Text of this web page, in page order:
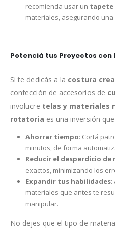
recomienda usar un tapete
materiales, asegurando
Potenciá tus Proyectos
Si te dedicás a la costura
confección de accesorios de
involucre telas y materiales
rotatoria es una inversión
Ahorrar tiempo: Cortá
minutos, de forma
Reducir el desperdicio de
exactos, minimizando los
Expandir tus habilidades:
materiales que antes te
manipular.
No dejes que el tipo de